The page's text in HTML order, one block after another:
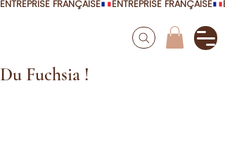
ENTREPRISE FRANÇAISE
Du Fuchsia !